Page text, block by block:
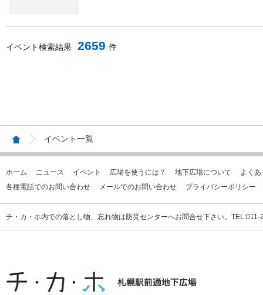
イベント検索結果 2659 件
イベント一覧
ホーム ニュース イベント 広場を使うには？ 地下広場について
よく
各種電話でのお問い合わせ
メールでのお問い合わせ プライバシーポリシー
チ・カ・ホ内での落とし物、忘れ物は防災センターへお問合せ下さい。